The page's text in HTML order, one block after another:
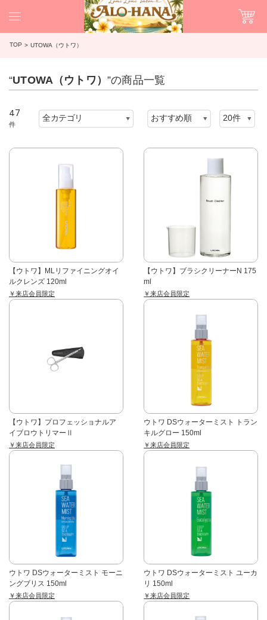
TOP UTOWA（ウトワ）
“UTOWA（ウトワ） ”の商品一覧
47
件
【ウトワ】MLリファイニングオイ
ルクレンズ 120ml
￥来店会員限定
【ウトワ】ブラシクリーナーN 175
ml
￥来店会員限定
【ウトワ】プロフェッショナルア
イブロウトリマーⅡ
￥来店会員限定
ウトワ DSウォーターミスト トラン
キルグロー 150ml
￥来店会員限定
ウトワ DSウォーターミスト モーニ
ングブリス 150ml
￥来店会員限定
ウトワ DSウォーターミスト ユーカ
リ 150ml
￥来店会員限定